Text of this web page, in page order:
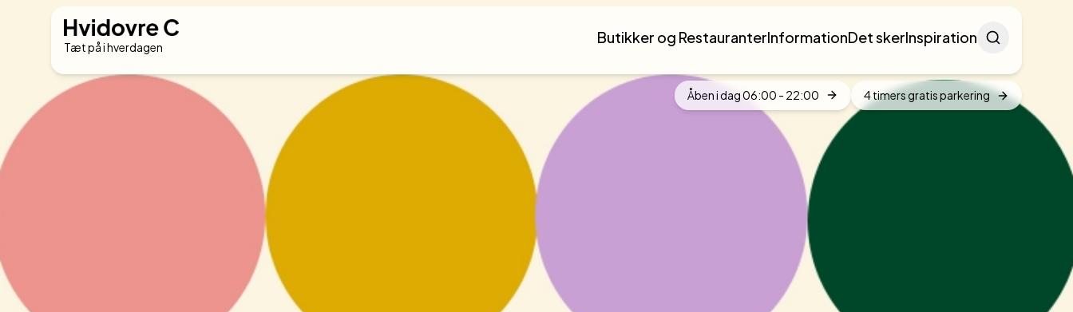
Tæt på i hverdagen
Butikker og RestauranterInformationDet skerInspiration Søg
Åben i dag06:00 - 22:00 4 timers gratis parkering